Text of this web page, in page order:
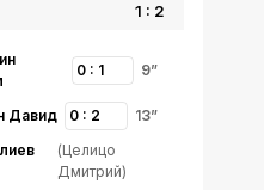
9”
0 : 1
13”
0 : 2
Давид
(Целицо
Дмитрий)
1 : 2